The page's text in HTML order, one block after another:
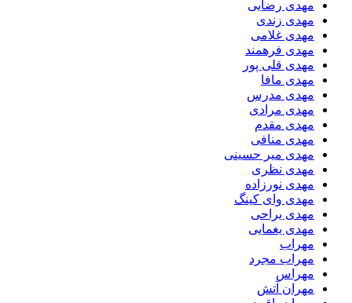
مهدی رضایی
مهدی زندی
مهدی غلامی
مهدی فرهمند
مهدی قلی پور
مهدی مافا
مهدی مدرس
مهدی مرادی
مهدی مقدم
مهدی منافی
مهدی میر حسینی
مهدی نظری
مهدی نورزاده
مهدی وای کینگ
مهدی یراحی
مهدی یغمایی
مهراب
مهراب مجرد
مهراس
مهران آتش